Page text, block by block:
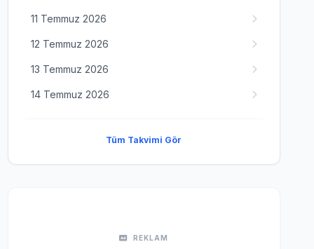
11 Temmuz 2026
12 Temmuz 2026
13 Temmuz 2026
14 Temmuz 2026
Tüm Takvimi Gör
REKLAM